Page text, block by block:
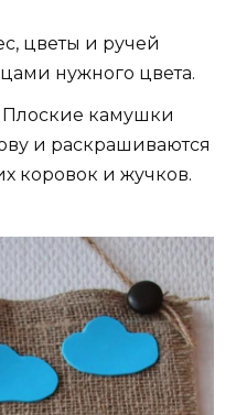
цветы и ручей
нужного цвета.
Плоские камушки
и раскрашиваются
коровок и жучков.